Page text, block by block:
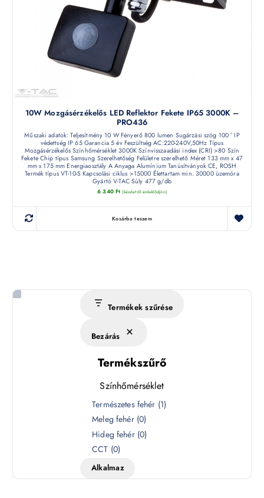
10W Mozgásérzékelős LED Reflektor Fekete IP65 3000K –
PRO436
Műszaki adatok: Teljesítmény 10 W Fényerő 800 lumen Sugárzási szög 100 ° IP
védettség IP 65 Garancia 5 év Feszültség AC:220-240V,50Hz Típus
Mozgásérzékelős Színhőmérséklet 3000K Színvisszaadási index (CRI) >80 Szín
Fekete Chip típus Samsung Szerelhetőség Felületre szerelhető Méret 133 mm x 47
mm x 175 mm Energiaosztály A Anyaga Alumínium Tanúsítványok CE, ROSH
Termék típus VT-10-S Kapcsolási ciklus >15000 Élettartam min. 30000 üzemóra
Gyártó V-TAC Súly 477 g/db
6 340 Ft (készletről érdeklődjön)
Kosárba teszem
Termékek szűrése
Bezárás
Termékszűrő
Színhőmérséklet
Természetes fehér (1)
Meleg fehér (0)
Hideg fehér (0)
CCT (0)
Alkalmaz